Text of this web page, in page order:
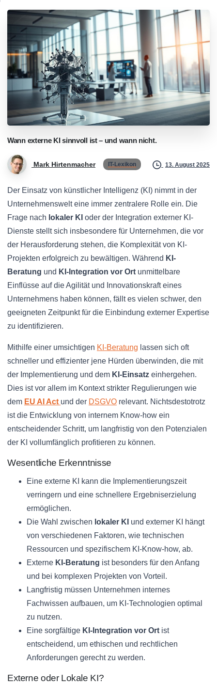
Wann externe KI sinnvoll ist – und wann nicht.
Mark Hirtenmacher IT-Lexikon 13. August 2025
Der Einsatz von künstlicher Intelligenz (KI) nimmt in der
Unternehmenswelt eine immer zentralere Rolle ein. Die
Frage nach lokaler KI oder der Integration externer KI-
Dienste stellt sich insbesondere für Unternehmen, die vor
der Herausforderung stehen, die Komplexität von KI-
Projekten erfolgreich zu bewältigen. Während KI-
Beratung und KI-Integration vor Ort unmittelbare
Einflüsse auf die Agilität und Innovationskraft eines
Unternehmens haben können, fällt es vielen schwer, den
geeigneten Zeitpunkt für die Einbindung externer Expertise
zu identifizieren.
Mithilfe einer umsichtigen KI-Beratung lassen sich oft
schneller und effizienter jene Hürden überwinden, die mit
der Implementierung und dem KI-Einsatz einhergehen.
Dies ist vor allem im Kontext strikter Regulierungen wie
dem EU AI Act und der DSGVO relevant. Nichtsdestotrotz
ist die Entwicklung von internem Know-how ein
entscheidender Schritt, um langfristig von den Potenzialen
der KI vollumfänglich profitieren zu können.
Wesentliche Erkenntnisse
Eine externe KI kann die Implementierungszeit
verringern und eine schnellere Ergebniserzielung
ermöglichen.
Die Wahl zwischen lokaler KI und externer KI hängt
von verschiedenen Faktoren, wie technischen
Ressourcen und spezifischem KI-Know-how, ab.
Externe KI-Beratung ist besonders für den Anfang
und bei komplexen Projekten von Vorteil.
Langfristig müssen Unternehmen internes
Fachwissen aufbauen, um KI-Technologien optimal
zu nutzen.
Eine sorgfältige KI-Integration vor Ort ist
entscheidend, um ethischen und rechtlichen
Anforderungen gerecht zu werden.
Externe oder Lokale KI?